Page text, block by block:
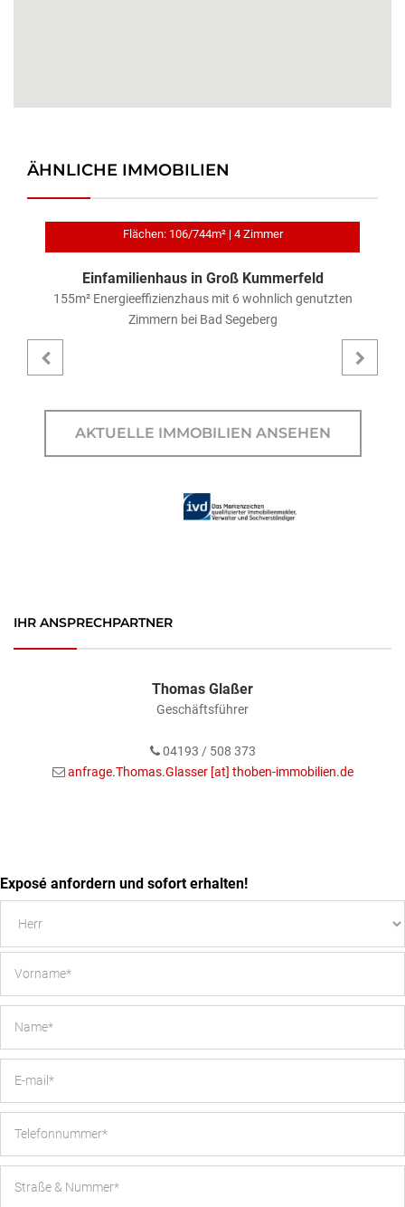
ÄHNLICHE IMMOBILIEN
Flächen: 106/744m² | 4 Zimmer
Einfamilienhaus in Groß Kummerfeld
155m² Energieeffizienzhaus mit 6 wohnlich genutzten
Zimmern bei Bad Segeberg
AKTUELLE IMMOBILIEN ANSEHEN
IHR ANSPRECHPARTNER
Thomas Glaßer
Geschäftsführer
04193 / 508 373
anfrage.Thomas.Glasser [at] thoben-immobilien.de
Exposé anfordern und sofort erhalten!